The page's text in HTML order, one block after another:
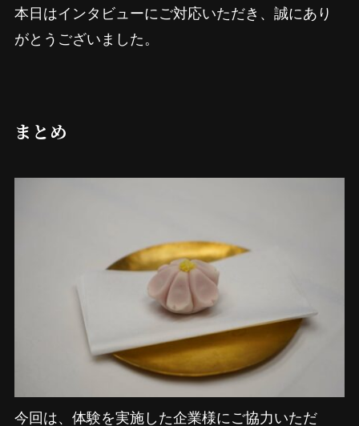
本日はインタビューにご対応いただき、誠にあり
がとうございました。
まとめ
今回は、体験を実施した企業様にご協力いただ